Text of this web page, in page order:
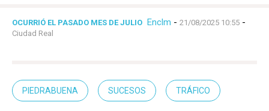
OCURRIÓ EL PASADO MES DE JULIO Enclm - 21/08/2025 10:55 -
Ciudad Real
PIEDRABUENA SUCESOS TRÁFICO